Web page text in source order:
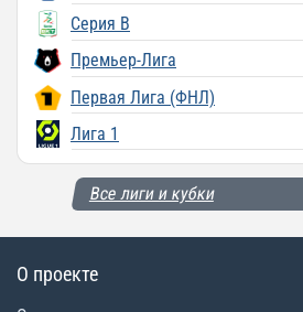
Серия B
Премьер-Лига
Первая Лига (ФНЛ)
Лига 1
Все лиги и кубки
О проекте